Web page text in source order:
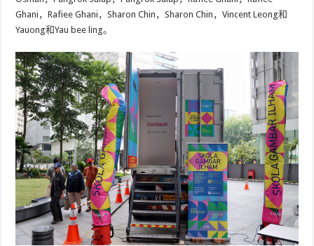
Ghani，Rafiee Ghani，Sharon Chin，Sharon Chin，Vincent Leong和
Yauong和Yau bee ling。